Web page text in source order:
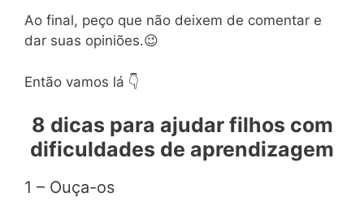
Ao final, peço que não deixem de comentar e
dar suas opiniões.😉
Então vamos lá 👇
8 dicas para ajudar filhos com
dificuldades de aprendizagem
1 – Ouça-os